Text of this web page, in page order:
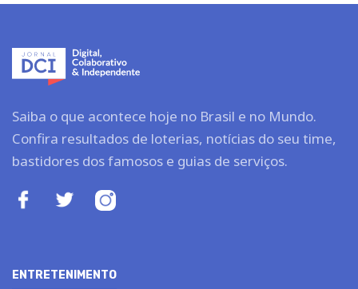
Saiba o que acontece hoje no Brasil e no Mundo.
Confira resultados de loterias, notícias do seu time,
bastidores dos famosos e guias de serviços.
ENTRETENIMENTO